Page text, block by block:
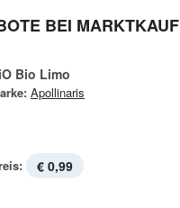
BEI MARKTKAUF
Bio Limo
Apollinaris
€ 0,99